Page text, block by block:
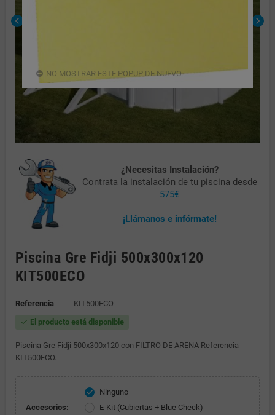
chevron_left chevron_right
¿Necesitas Instalación?
Contrata la instalación de tu piscina desde
575€
¡Llámanos e infórmate!
Piscina Gre Fidji 500x300x120
KIT500ECO
Referencia KIT500ECO
check El producto está disponible
Piscina Gre Fidji 500x300x120 con FILTRO DE ARENA Referencia
KIT500ECO.
Accesorios:
check
Ninguno
E-Kit (Cubiertas + Blue Check)
NO MOSTRAR ESTE POPUP DE NUEVO.